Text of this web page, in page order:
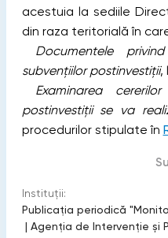
acestuia la sediile
din raza teritorială în
Documentele
subvențiilor postinvestiții,
Examinarea
postinvestiții se va
procedurilor stipulate în
Instituții:
Publicaţia periodică
| Agenţia de Intervenţie şi